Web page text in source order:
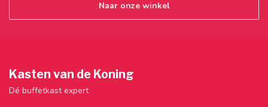
Naar onze winkel
Kasten van de Koning
Dé buffetkast expert